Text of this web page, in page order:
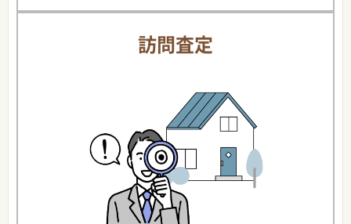
訪問査定